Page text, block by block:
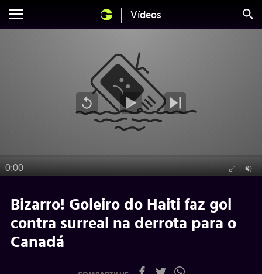
Vídeos
Bizarro! Goleiro do Haiti faz gol
contra surreal na derrota para o
Canadá